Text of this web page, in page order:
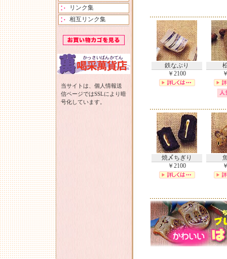
鉄なぶり
￥2100
焼〆ちぎり
￥2100
リンク集
相互リンク集
当サイトは、個人情報送
信ページではSSLにより暗
号化しています。